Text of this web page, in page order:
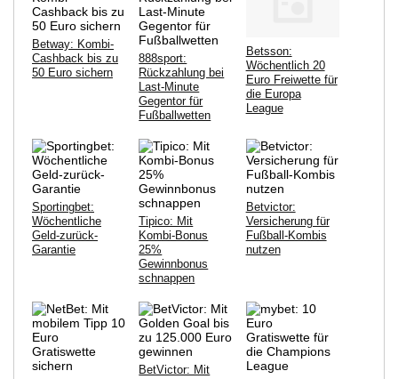
Betway: Kombi-
Cashback bis zu
50 Euro sichern
888sport:
Rückzahlung bei
Last-Minute
Gegentor für
Fußballwetten
Betsson:
Wöchentlich 20
Euro Freiwette für
die Europa
League
Sportingbet:
Wöchentliche
Geld-zurück-
Garantie
Tipico: Mit
Kombi-Bonus
25%
Gewinnbonus
schnappen
Betvictor:
Versicherung für
Fußball-Kombis
nutzen
BetVictor: Mit